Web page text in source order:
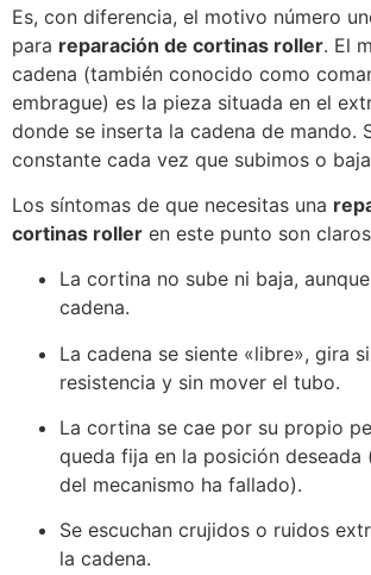
Es, con diferencia, el motivo número
para reparación de cortinas roller. El
cadena (también conocido como
embrague) es la pieza situada en el
donde se inserta la cadena de mando.
constante cada vez que subimos o
Los síntomas de que necesitas una
cortinas roller en este punto son
La cortina no sube ni baja,
cadena.
La cadena se siente «libre», gira
resistencia y sin mover el tubo.
La cortina se cae por su propio
queda fija en la posición deseada
del mecanismo ha fallado).
Se escuchan crujidos o ruidos
la cadena.